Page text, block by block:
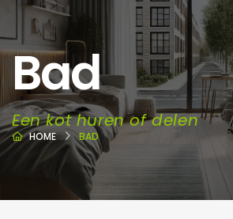
Bad
Een kot huren of delen
HOME BAD